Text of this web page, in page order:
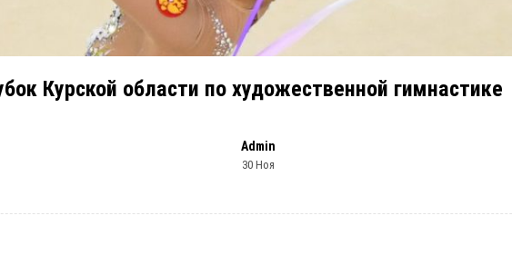
Курской области по художественной гимнастике
Admin
30 Ноя